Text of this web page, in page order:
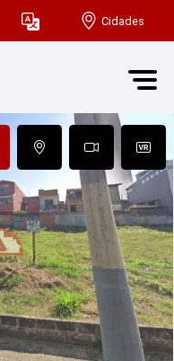
Cidades